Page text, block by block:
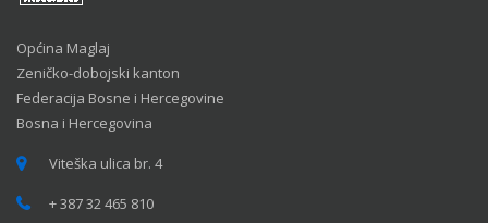
Općina Maglaj
Zeničko-dobojski kanton
Federacija Bosne i Hercegovine
Bosna i Hercegovina
Viteška ulica br. 4
+ 387 32 465 810